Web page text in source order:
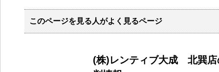
このページを見る人がよく見るページ
(株)レンティブ大成 北巽店